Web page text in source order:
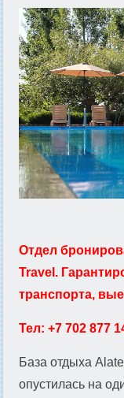
Отдел
Travel.
транспорта,
Тел: +7 702 877
База отдыха
опустилась на